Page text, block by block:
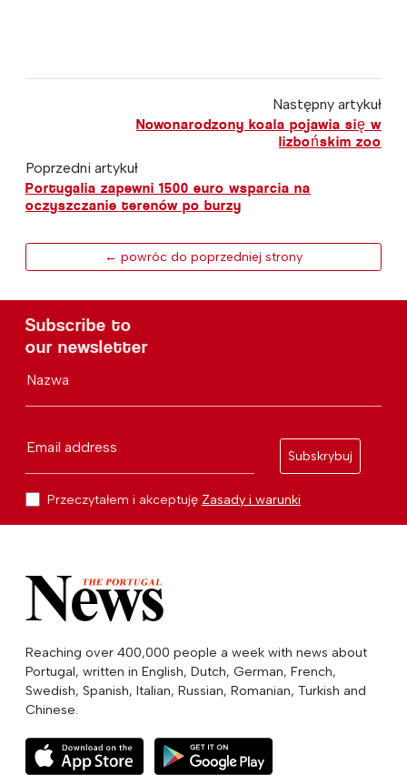
Następny artykuł
Nowonarodzony koala pojawia się w
lizbońskim zoo
Poprzedni artykuł
Portugalia zapewni 1500 euro wsparcia na
oczyszczanie terenów po burzy
← powróc do poprzedniej strony
Subscribe to
our newsletter
Nazwa
Email address
Subskrybuj
Przeczytałem i akceptuję Zasady i warunki
Reaching over 400,000 people a week with news about
Portugal, written in English, Dutch, German, French,
Swedish, Spanish, Italian, Russian, Romanian, Turkish and
Chinese.